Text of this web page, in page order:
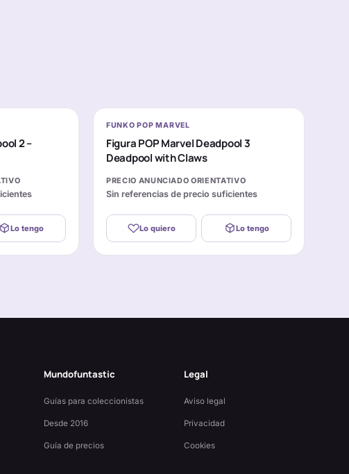
2 –
Lo tengo
FUNKO POP MARVEL
Figura POP Marvel Deadpool 3
Deadpool with Claws
PRECIO ANUNCIADO ORIENTATIVO
Sin referencias de precio suficientes
Lo quiero Lo tengo
Mundofuntastic
Guías para coleccionistas
Desde 2016
Guía de precios
Legal
Aviso legal
Privacidad
Cookies